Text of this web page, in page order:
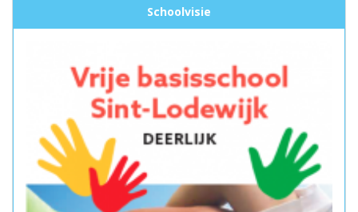
Schoolvisie